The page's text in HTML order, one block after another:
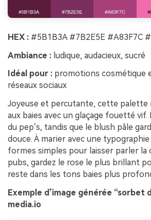
HEX : #5B1B3A #7B2E5E #A83F7C
Ambiance : ludique, audacieux, sucré
Idéal pour : promotions cosmétique
réseaux sociaux
Joyeuse et percutante, cette palette
aux baies avec un glaçage fouetté
du pep’s, tandis que le blush pâle
douce. À marier avec une
formes simples pour laisser parler la
pubs, gardez le rose le plus brillant
reste dans les tons baies plus
Exemple d’image générée “sorbet
media.io